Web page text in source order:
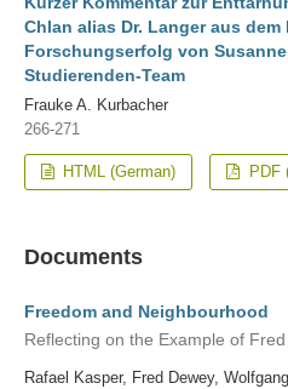
Chlan alias Dr. Langer aus
Forschungserfolg von
Studierenden-Team
Frauke A. Kurbacher
266-271
HTML (German) PDF
Documents
Freedom and Neighbourhood
Reflecting on the Example of
Rafael Kasper, Fred Dewey,